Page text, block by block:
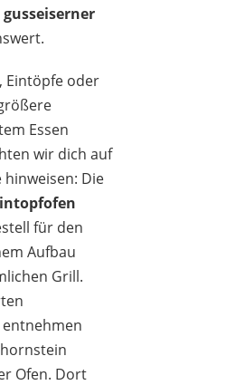
gusseiserner
Eintöpfe oder
Essen
wir dich auf
Die
für den
Aufbau
Grill.
Ofen. Dort